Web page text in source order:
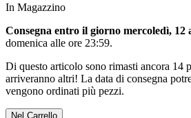
In Magazzino
Consegna entro il giorno mercoledì, 12
domenica alle ore 23:59.
Di questo articolo sono rimasti ancora 14
arriveranno altri! La data di consegna
vengono ordinati più pezzi.
Nel Carrello